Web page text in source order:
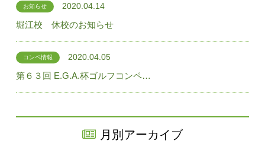
お知らせ 2020.04.14
堀江校 休校のお知らせ
コンペ情報 2020.04.05
第６３回 E.G.A.杯ゴルフコンペ…
月別アーカイブ